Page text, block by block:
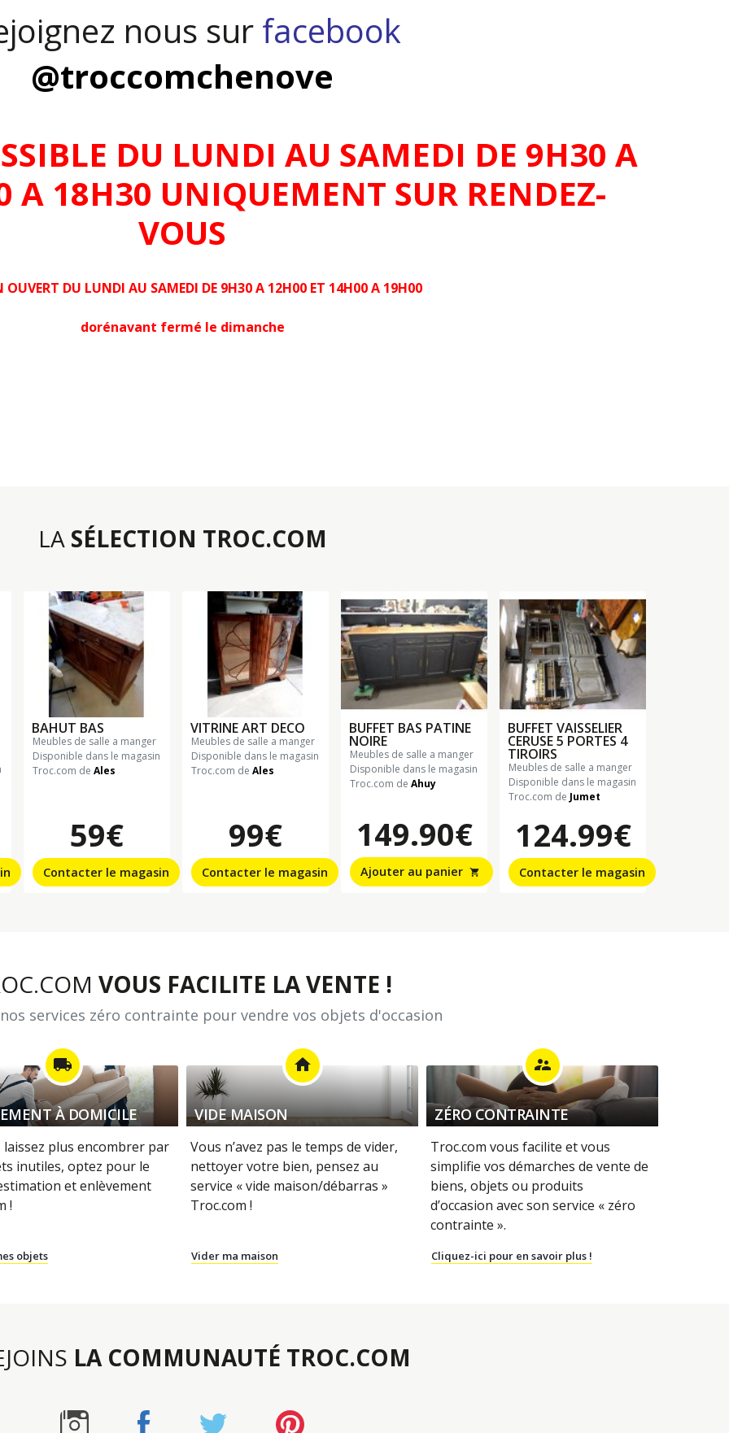
nous sur facebook
@troccomchenove
DU LUNDI AU SAMEDI DE 9H30 A
A 18H30 UNIQUEMENT SUR RENDEZ-
VOUS
OUVERT DU LUNDI AU SAMEDI DE 9H30 A 12H00 ET 14H00 A 19H00
dorénavant fermé le dimanche
LA SÉLECTION TROC.COM
BAHUT BAS
meubles de salle a manger
Disponible dans le magasin
Troc.com de Ales
59€
Contacter le magasin
VITRINE ART DECO
meubles de salle a manger
Disponible dans le magasin
Troc.com de Ales
99€
Contacter le magasin
BUFFET BAS PATINE
NOIRE
meubles de salle a manger
Disponible dans le magasin
Troc.com de Ahuy
149.90€
Ajouter au panier shopping_cart
BUFFET VAISSELIER
CERUSE 5 PORTES 4
TIROIRS
meubles de salle a manger
Disponible dans le magasin
Troc.com de Jumet
124.99€
Contacter le magasin
VOUS FACILITE LA VENTE !
services zéro contrainte pour vendre vos objets d'occasion
local_shipping
À DOMICILE
laissez plus encombrer par
inutiles, optez pour le
et enlèvement
!
objets
home
VIDE MAISON
Vous n’avez pas le temps de vider,
nettoyer votre bien, pensez au
service « vide maison/débarras »
Troc.com !
Vider ma maison
supervisor_account
ZÉRO CONTRAINTE
Troc.com vous facilite et vous
simplifie vos démarches de vente de
biens, objets ou produits
d’occasion avec son service « zéro
contrainte ».
Cliquez-ici pour en savoir plus !
LA COMMUNAUTÉ TROC.COM